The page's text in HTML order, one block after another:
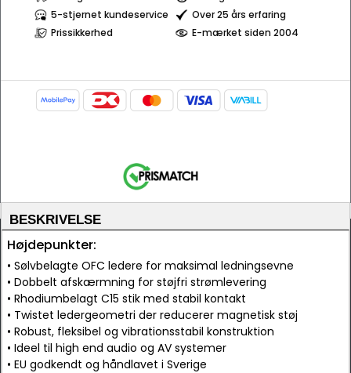
5-stjernet kundeservice
Over 25 års erfaring
Prissikkerhed
E-mærket siden 2004
BESKRIVELSE
Højdepunkter:
• Sølvbelagte OFC ledere for maksimal ledningsevne
• Dobbelt afskærmning for støjfri strømlevering
• Rhodiumbelagt C15 stik med stabil kontakt
• Twistet ledergeometri der reducerer magnetisk støj
• Robust, fleksibel og vibrationsstabil konstruktion
• Ideel til high end audio og AV systemer
• EU godkendt og håndlavet i Sverige